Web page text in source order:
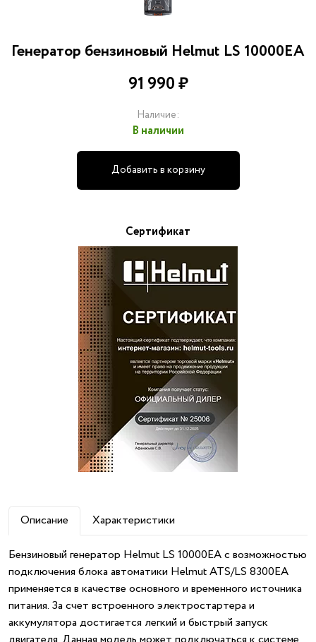
Генератор бензиновый Helmut LS 10000EA
91 990 ₽
Наличие:
В наличии
Добавить в корзину
Сертификат
Описание Характеристики
Бензиновый генератор Helmut LS 10000EA с возможностью
подключения блока автоматики Helmut ATS/LS 8300EA
применяется в качестве основного и временного источника
питания. За счет встроенного электростартера и
аккумулятора достигается легкий и быстрый запуск